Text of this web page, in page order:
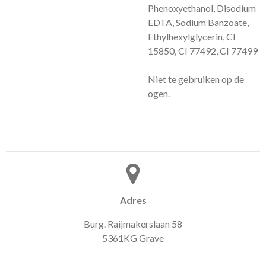
Phenoxyethanol, Disodium
EDTA, Sodium Banzoate,
Ethylhexylglycerin, CI
15850, CI 77492, CI 77499
Niet te gebruiken op de
ogen.
Adres
Burg. Raijmakerslaan 58
5361KG Grave